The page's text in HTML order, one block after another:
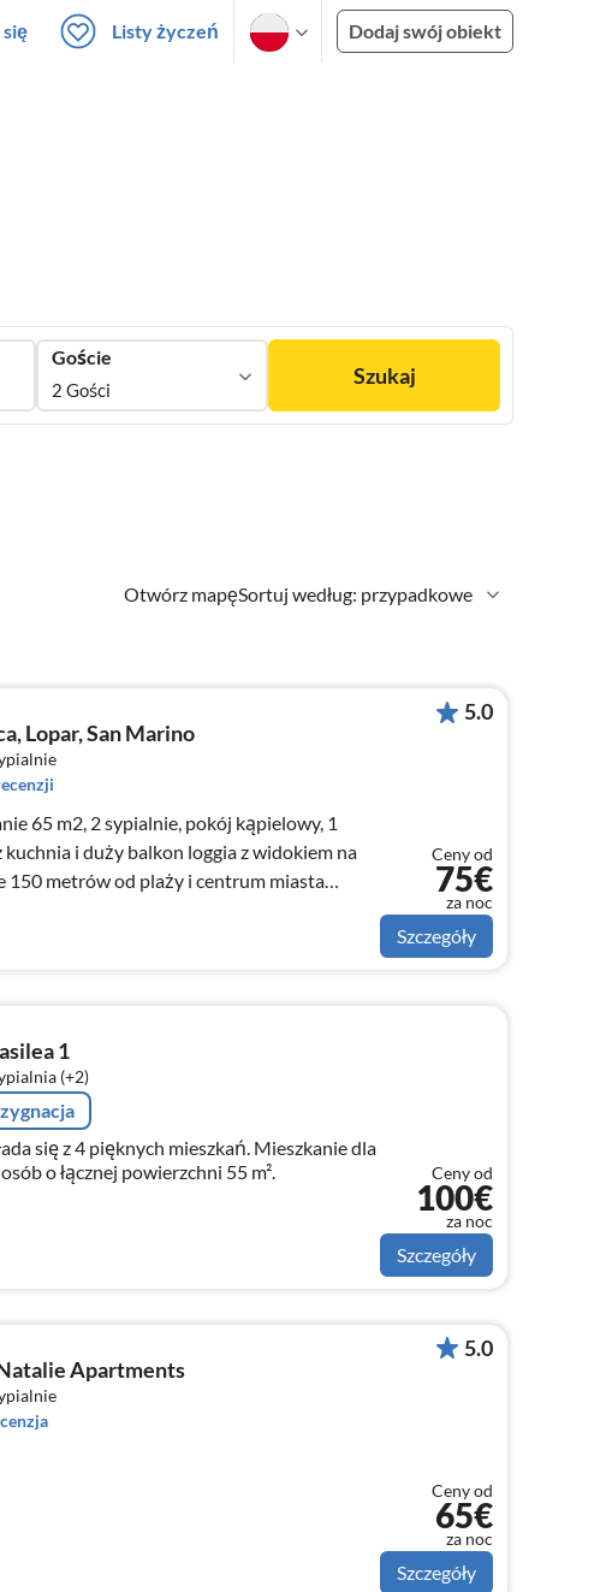
Listy życzeń Dodaj swój obiekt
Goście
2 Gości
Szukaj
Otwórz mapęSortuj według: przypadkowe
Lopar, San Marino
65 m2, 2 sypialnie, pokój kąpielowy, 1
i duży balkon loggia z widokiem na
150 metrów od plaży i centrum miasta
5.0
Ceny od
75€
za noc
Szczegóły
1
(+2)
się z 4 pięknych mieszkań. Mieszkanie dla
o łącznej powierzchni 55 m².
Ceny od
100€
za noc
Szczegóły
Apartments
5.0
Ceny od
65€
za noc
Szczegóły